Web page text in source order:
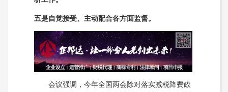
五是自觉接受、主动配合各方面监督。
会议强调，今年全国两会除对落实减税降费政